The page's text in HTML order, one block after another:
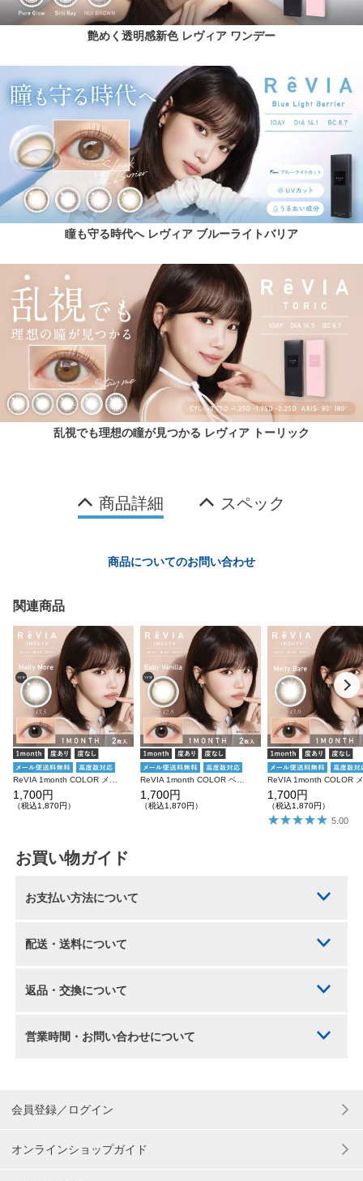
艶めく透明感新色 レヴィア ワンデー
瞳も守る時代へ レヴィア ブルーライトバリア
乱視でも理想の瞳が見つかる レヴィア トーリック
商品詳細 スペック
商品についてのお問い合わせ
関連商品
ReVIA 1month COLOR メルティモア 度あり 度なし 1箱2枚入り レヴィア カラコン
1,700円
（税込1,870円）
ReVIA 1month COLOR ベイビーバニラ 度あり 度なし 1箱2枚入り レヴィア カラコン
1,700円
（税込1,870円）
1,700円
（税込1,870円）
5.00
お買い物ガイド
お支払い方法について
配送・送料について
返品・交換について
営業時間・お問い合わせについて
会員登録／ログイン
オンラインショップガイド